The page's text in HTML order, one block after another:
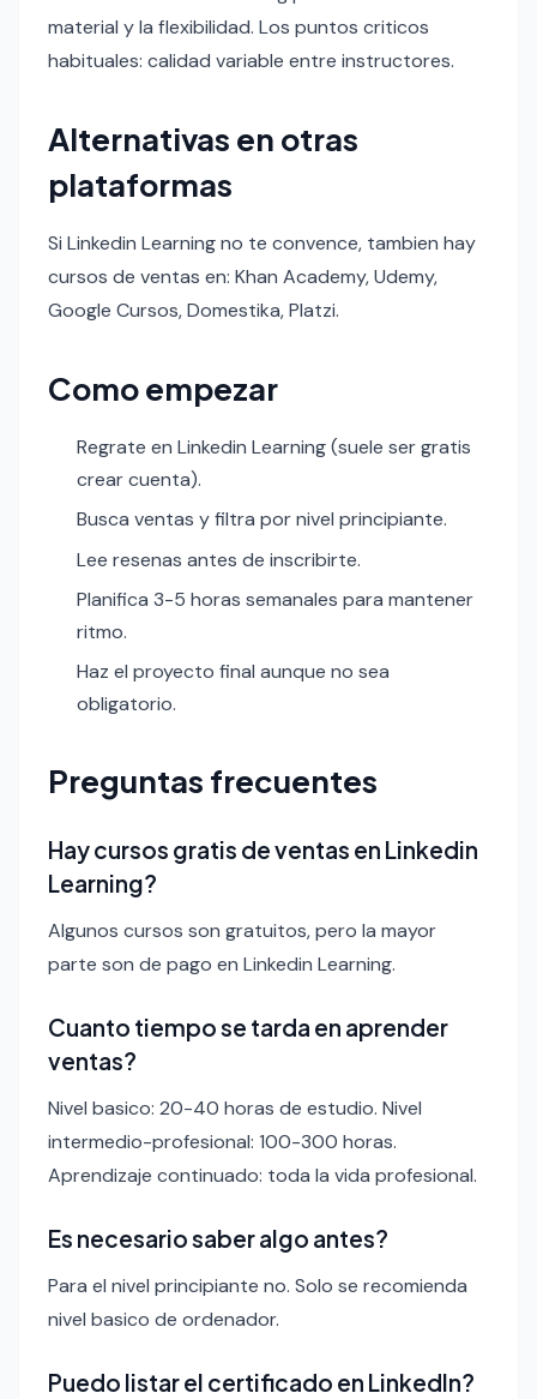
material y la flexibilidad. Los puntos criticos
habituales: calidad variable entre instructores.
Alternativas en otras
plataformas
Si Linkedin Learning no te convence, tambien hay
cursos de ventas en: Khan Academy, Udemy,
Google Cursos, Domestika, Platzi.
Como empezar
Regrate en Linkedin Learning (suele ser gratis
crear cuenta).
Busca ventas y filtra por nivel principiante.
Lee resenas antes de inscribirte.
Planifica 3-5 horas semanales para mantener
ritmo.
Haz el proyecto final aunque no sea
obligatorio.
Preguntas frecuentes
Hay cursos gratis de ventas en Linkedin
Learning?
Algunos cursos son gratuitos, pero la mayor
parte son de pago en Linkedin Learning.
Cuanto tiempo se tarda en aprender
ventas?
Nivel basico: 20-40 horas de estudio. Nivel
intermedio-profesional: 100-300 horas.
Aprendizaje continuado: toda la vida profesional.
Es necesario saber algo antes?
Para el nivel principiante no. Solo se recomienda
nivel basico de ordenador.
Puedo listar el certificado en LinkedIn?